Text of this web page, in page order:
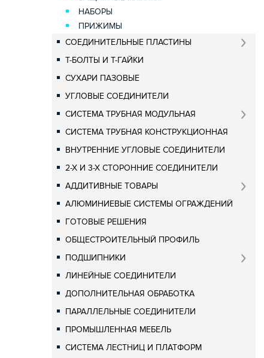
НАБОРЫ
ПРИЖИМЫ
СОЕДИНИТЕЛЬНЫЕ ПЛАСТИНЫ
Т-БОЛТЫ И Т-ГАЙКИ
СУХАРИ ПАЗОВЫЕ
УГЛОВЫЕ СОЕДИНИТЕЛИ
СИСТЕМА ТРУБНАЯ МОДУЛЬНАЯ
СИСТЕМА ТРУБНАЯ КОНСТРУКЦИОННАЯ
ВНУТРЕННИЕ УГЛОВЫЕ СОЕДИНИТЕЛИ
2-Х И 3-Х СТОРОННИЕ СОЕДИНИТЕЛИ
АДДИТИВНЫЕ ТОВАРЫ
АЛЮМИНИЕВЫЕ СИСТЕМЫ ОГРАЖДЕНИЙ
ГОТОВЫЕ РЕШЕНИЯ
ОБЩЕСТРОИТЕЛЬНЫЙ ПРОФИЛЬ
ПОДШИПНИКИ
ЛИНЕЙНЫЕ СОЕДИНИТЕЛИ
ДОПОЛНИТЕЛЬНАЯ ОБРАБОТКА
ПАРАЛЛЕЛЬНЫЕ СОЕДИНИТЕЛИ
ПРОМЫШЛЕННАЯ МЕБЕЛЬ
СИСТЕМА ЛЕСТНИЦ И ПЛАТФОРМ